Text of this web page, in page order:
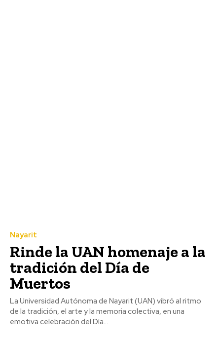
Nayarit
Rinde la UAN homenaje a la
tradición del Día de
Muertos
La Universidad Autónoma de Nayarit (UAN) vibró al ritmo
de la tradición, el arte y la memoria colectiva, en una
emotiva celebración del Día...